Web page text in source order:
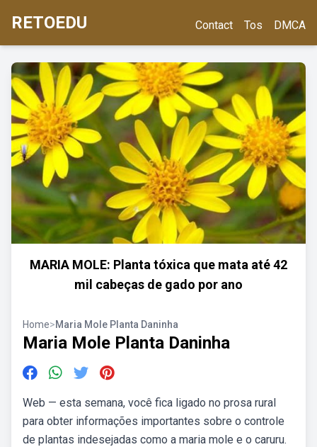
RETOEDU Contact Tos DMCA
MARIA MOLE: Planta tóxica que mata até 42
mil cabeças de gado por ano
Home>Maria Mole Planta Daninha
Maria Mole Planta Daninha
Web — esta semana, você fica ligado no prosa rural
para obter informações importantes sobre o controle
de plantas indesejadas como a maria mole e o caruru.